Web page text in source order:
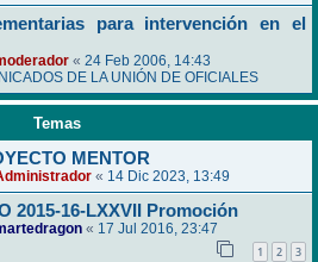
para intervención en el
« 24 Feb 2006, 14:43
DE LA UNIÓN DE OFICIALES
Temas
MENTOR
« 14 Dic 2023, 13:49
2015-16-LXXVII Promoción
« 17 Jul 2016, 23:47
1 2 3